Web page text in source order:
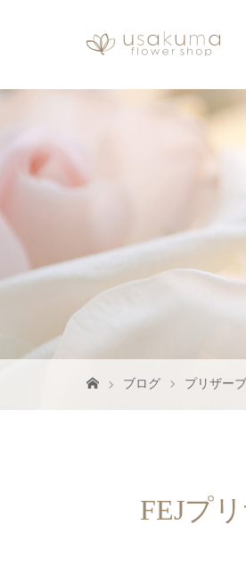
ブログ プリザー
FEJプ